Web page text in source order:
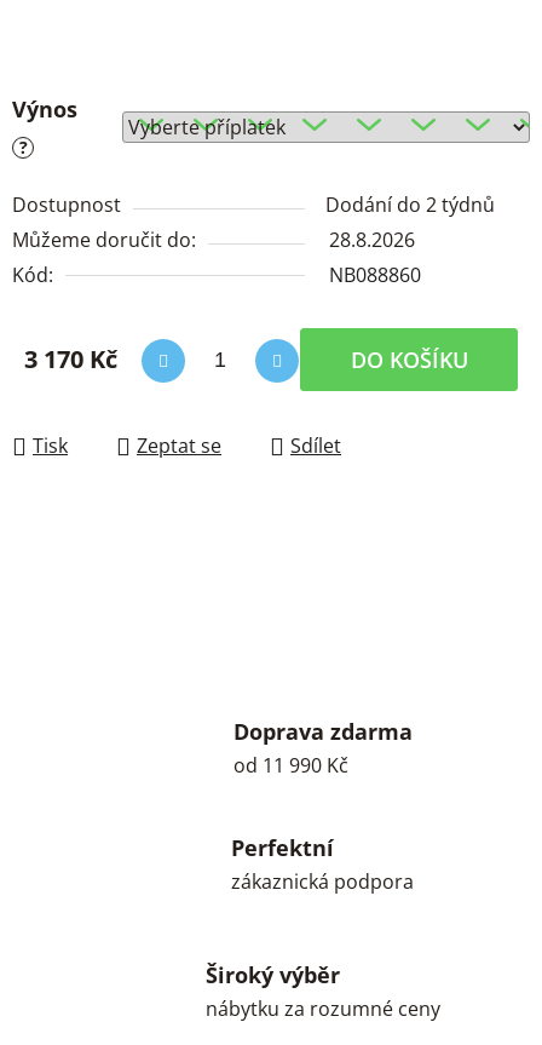
Výnos
?
Dostupnost
Dodání do 2 týdnů
Můžeme doručit do:
28.8.2026
Kód:
NB088860
3 170 Kč DO KOŠÍKU
Tisk Zeptat se Sdílet
Doprava zdarma
od 11 990 Kč
Perfektní
zákaznická podpora
Široký výběr
nábytku za rozumné ceny